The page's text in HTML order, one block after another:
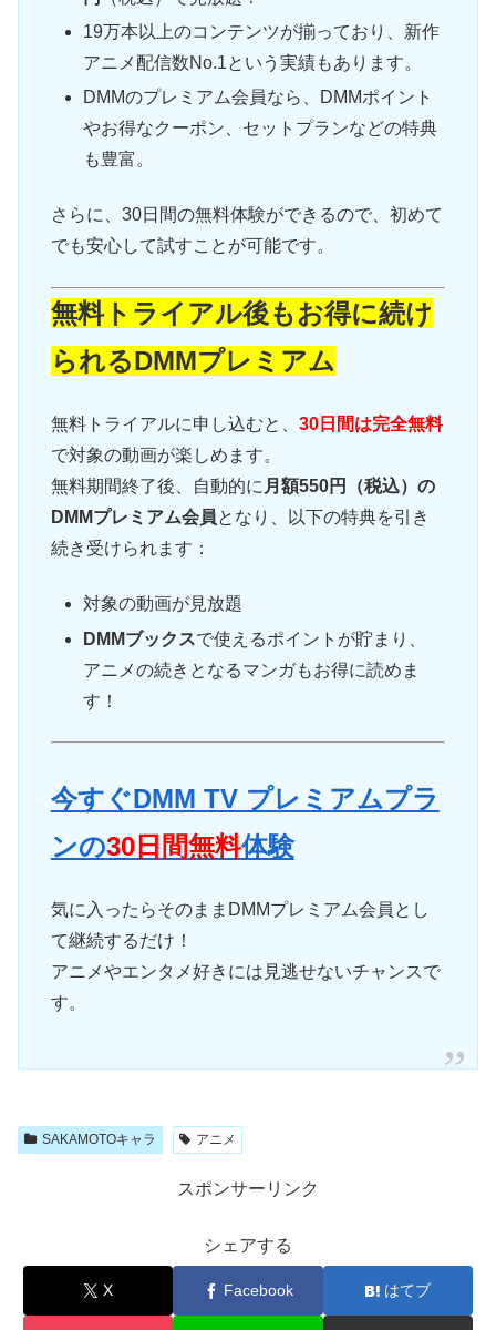
19万本以上のコンテンツが揃っており、新作
アニメ配信数No.1という実績もあります。
DMMのプレミアム会員なら、DMMポイント
やお得なクーポン、セットプランなどの特典
も豊富。
さらに、30日間の無料体験ができるので、初めて
でも安心して試すことが可能です。
無料トライアル後もお得に続け
られるDMMプレミアム
無料トライアルに申し込むと、 30日間は完全無料
で対象の動画が楽しめます。
無料期間終了後、自動的に 月額550円（税込）の
DMMプレミアム会員となり、以下の特典を引き
続き受けられます：
対象の動画が見放題
DMMブックスで使えるポイントが貯まり、
アニメの続きとなるマンガもお得に読めま
す！
今すぐDMM TV プレミアムプラ
ンの30日間無料体験
気に入ったらそのままDMMプレミアム会員とし
て継続するだけ！
アニメやエンタメ好きには見逃せないチャンスで
す。
SAKAMOTOキャラ アニメ
スポンサーリンク
シェアする
X Facebook はてブ